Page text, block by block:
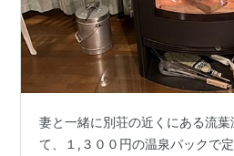
妻と一緒に別荘の近くにある流
て、１,３００円の温泉パックで